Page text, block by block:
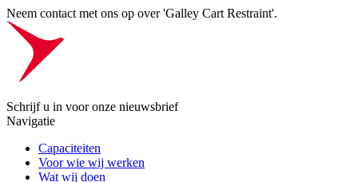
Neem contact met ons op over 'Galley Cart Restraint'.
Schrijf u in voor onze nieuwsbrief
Navigatie
Capaciteiten
Voor wie wij werken
Wat wij doen